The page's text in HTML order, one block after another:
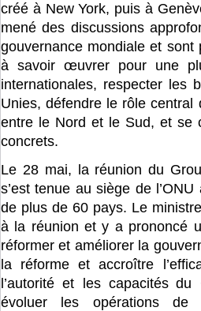
créé à New York, puis à
mené des discussions
gouvernance mondiale et
à savoir œuvrer pour une
internationales, respecter les
Unies, défendre le rôle central
entre le Nord et le Sud, et se
concrets.
Le 28 mai, la réunion du
s’est tenue au siège de
de plus de 60 pays. Le
à la réunion et y a prononcé
réformer et améliorer la
la réforme et accroître
l’autorité et les capacités
évoluer les opérations